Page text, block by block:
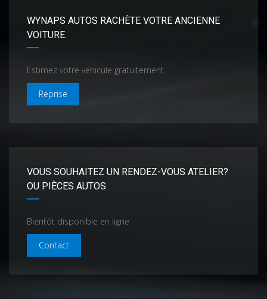
WYNAPS AUTOS RACHÈTE VOTRE ANCIENNE
VOITURE.
Estimez votre véhicule gratuitement
Reprise
VOUS SOUHAITEZ UN RENDEZ-VOUS ATELIER?
OU PIÈCES AUTOS
Bientôt disponible en ligne
Contact